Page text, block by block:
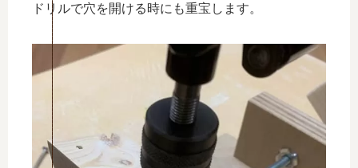
ドリルで穴を開ける時にも重宝します。